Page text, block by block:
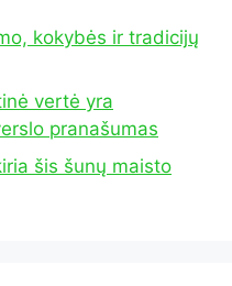
kokybės ir tradicijų
vertė yra
pranašumas
šis šunų maisto